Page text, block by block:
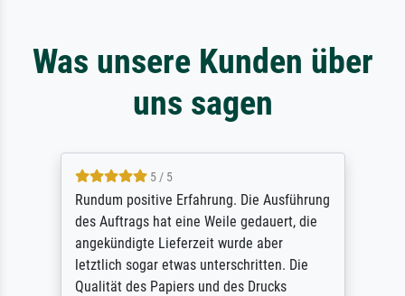
Was unsere Kunden über
uns sagen
5 / 5
Rundum positive Erfahrung. Die Ausführung
des Auftrags hat eine Weile gedauert, die
angekündigte Lieferzeit wurde aber
letztlich sogar etwas unterschritten. Die
Qualität des Papiers und des Drucks